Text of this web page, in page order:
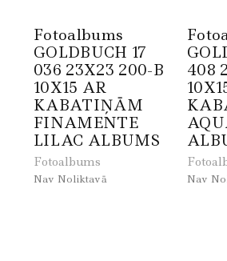
Fotoalbums
GOLDBUCH 17
036 23X23 200-B
10X15 AR
KABATIŅĀM
FINAMENTE
LILAC ALBUMS
Fotoalbums
Nav Noliktavā
408
Nav